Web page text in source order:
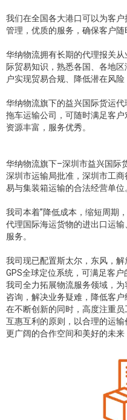
我们在全国各大港口可以为客
管理，优质的服务，确保客户随
华纳物流拥有长期的代理报关
际贸易知识，熟悉各国、各地
户实现贸易合规、降低潜在风险
华纳物流旗下的益兴国际货运
拖车运输公司，可随时满足客
资源丰富，服务优秀。
华纳物流旗下–深圳市益兴国际
深圳市运输局批准，深圳市工
易与集装箱运输的合法经营单位
我司本着”降低成本，缩短周期
代理国际海运货物的进出口运
服务。
我司现已配置斯太尔，东风，
GPS全球定位系统，可满足客
我司全力拓展物流服务领域，
咨询，解决业务疑难，降低客
在不断创新的同时，高度注重
互惠互利的原则，以合理的运
更广阔的合作空间和美好的未来